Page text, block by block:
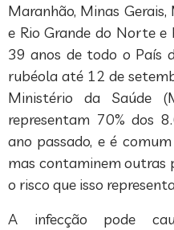
Maranhão, Minas Gerais,
e Rio Grande do Norte e
39 anos de todo o País
rubéola até 12 de
Ministério da Saúde
representam 70% dos
ano passado, e é
mas contaminem outras
o risco que isso
A infecção pode